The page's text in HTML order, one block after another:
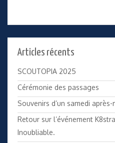
Articles récents
SCOUTOPIA 2025
Cérémonie des passages
Souvenirs d’un samedi après-
Retour sur l’événement
Inoubliable.